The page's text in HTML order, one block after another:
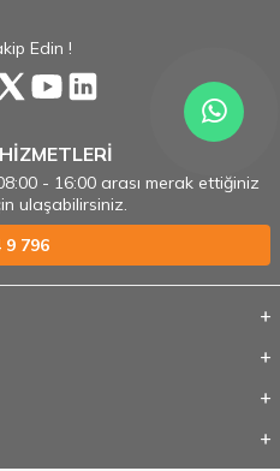
Edin !
- 16:00 arası merak ettiğiniz
ulaşabilirsiniz.
9 796